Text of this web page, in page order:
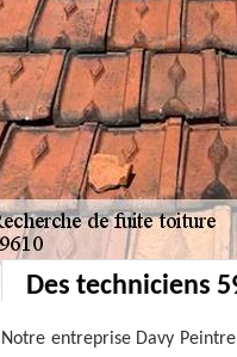
Des techniciens
Notre entreprise Davy